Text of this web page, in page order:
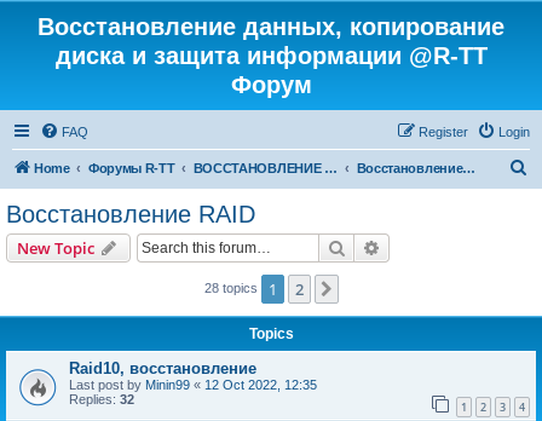
Восстановление данных, копирование
диска и защита информации @R-TT
Форум
FAQ Login
Register
Home Форумы R-TT ВОССТАНОВЛЕНИЕ ДАННЫХ И УДАЛЕННЫХ ФАЙЛОВ Восстановление RAID
Восстановление RAID
New Topic Search
28 topics 1 2
Topics
Raid10, восстановление
Last post by Minin99 « 12 Oct 2022, 12:35
Replies: 32 1 2 3 4